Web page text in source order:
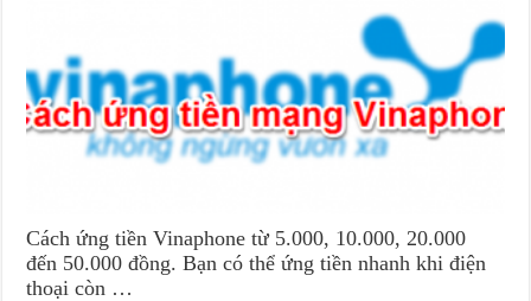
Cách ứng tiền Vinaphone từ 5.000, 10.000, 20.000
đến 50.000 đồng. Bạn có thể ứng tiền nhanh khi điện
thoại còn …